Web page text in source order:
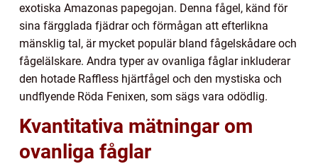
exotiska Amazonas papegojan. Denna fågel, känd för
sina färgglada fjädrar och förmågan att efterlikna
mänsklig tal, är mycket populär bland fågelskådare och
fågelälskare. Andra typer av ovanliga fåglar inkluderar
den hotade Raffless hjärtfågel och den mystiska och
undflyende Röda Fenixen, som sägs vara odödlig.
Kvantitativa mätningar om
ovanliga fåglar